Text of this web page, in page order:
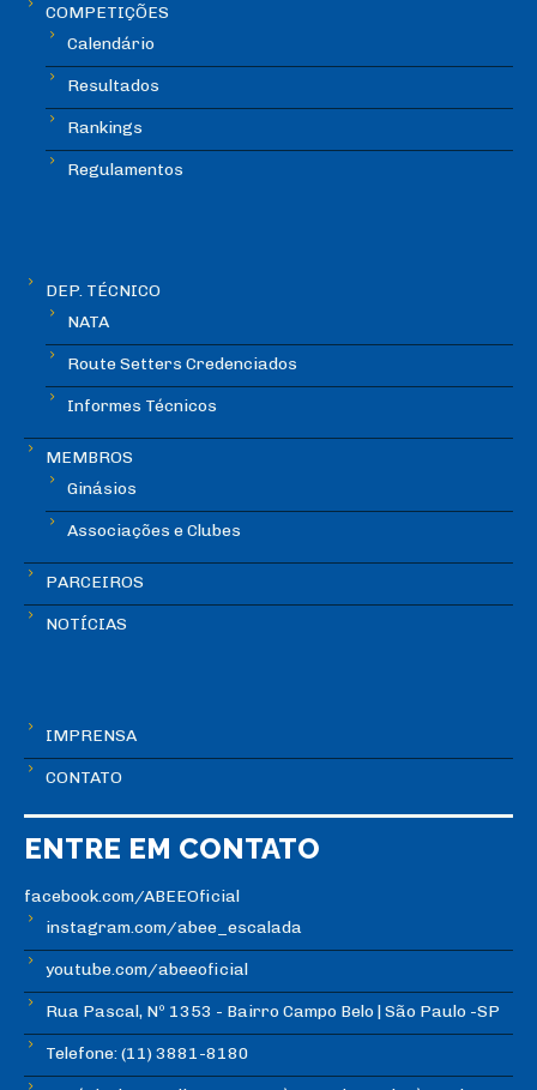
COMPETIÇÕES
Calendário
Resultados
Rankings
Regulamentos
DEP. TÉCNICO
NATA
Route Setters Credenciados
Informes Técnicos
MEMBROS
Ginásios
Associações e Clubes
PARCEIROS
NOTÍCIAS
IMPRENSA
CONTATO
ENTRE EM CONTATO
facebook.com/ABEEOficial
instagram.com/abee_escalada
youtube.com/abeeoficial
Rua Pascal, Nº 1353 - Bairro Campo Belo | São Paulo -SP
Telefone: (11) 3881-8180